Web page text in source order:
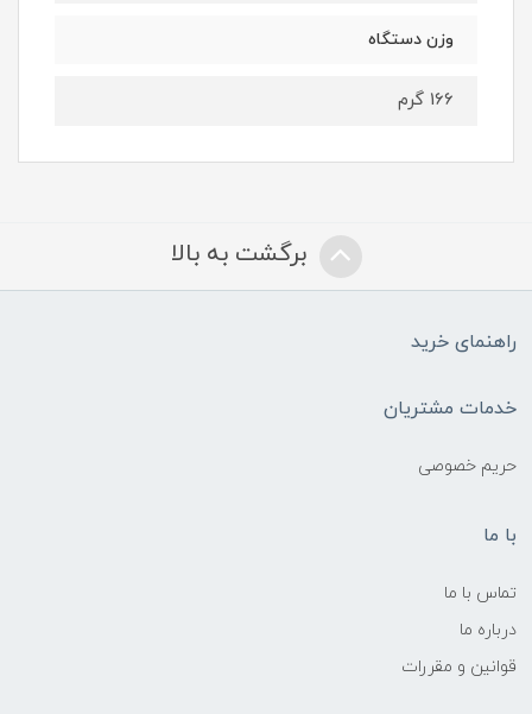
وزن دستگاه
166 گرم
برگشت به بالا
راهنمای خرید
خدمات مشتریان
حریم خصوصی
با ما
تماس با ما
درباره ما
قوانین و مقررات